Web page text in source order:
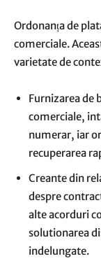
Ordonanța de
comerciale.
varietate de
Furnizarea de
comerciale,
numerar, iar
recuperarea
Creante din
despre
alte acorduri
solutionarea
indelungate.